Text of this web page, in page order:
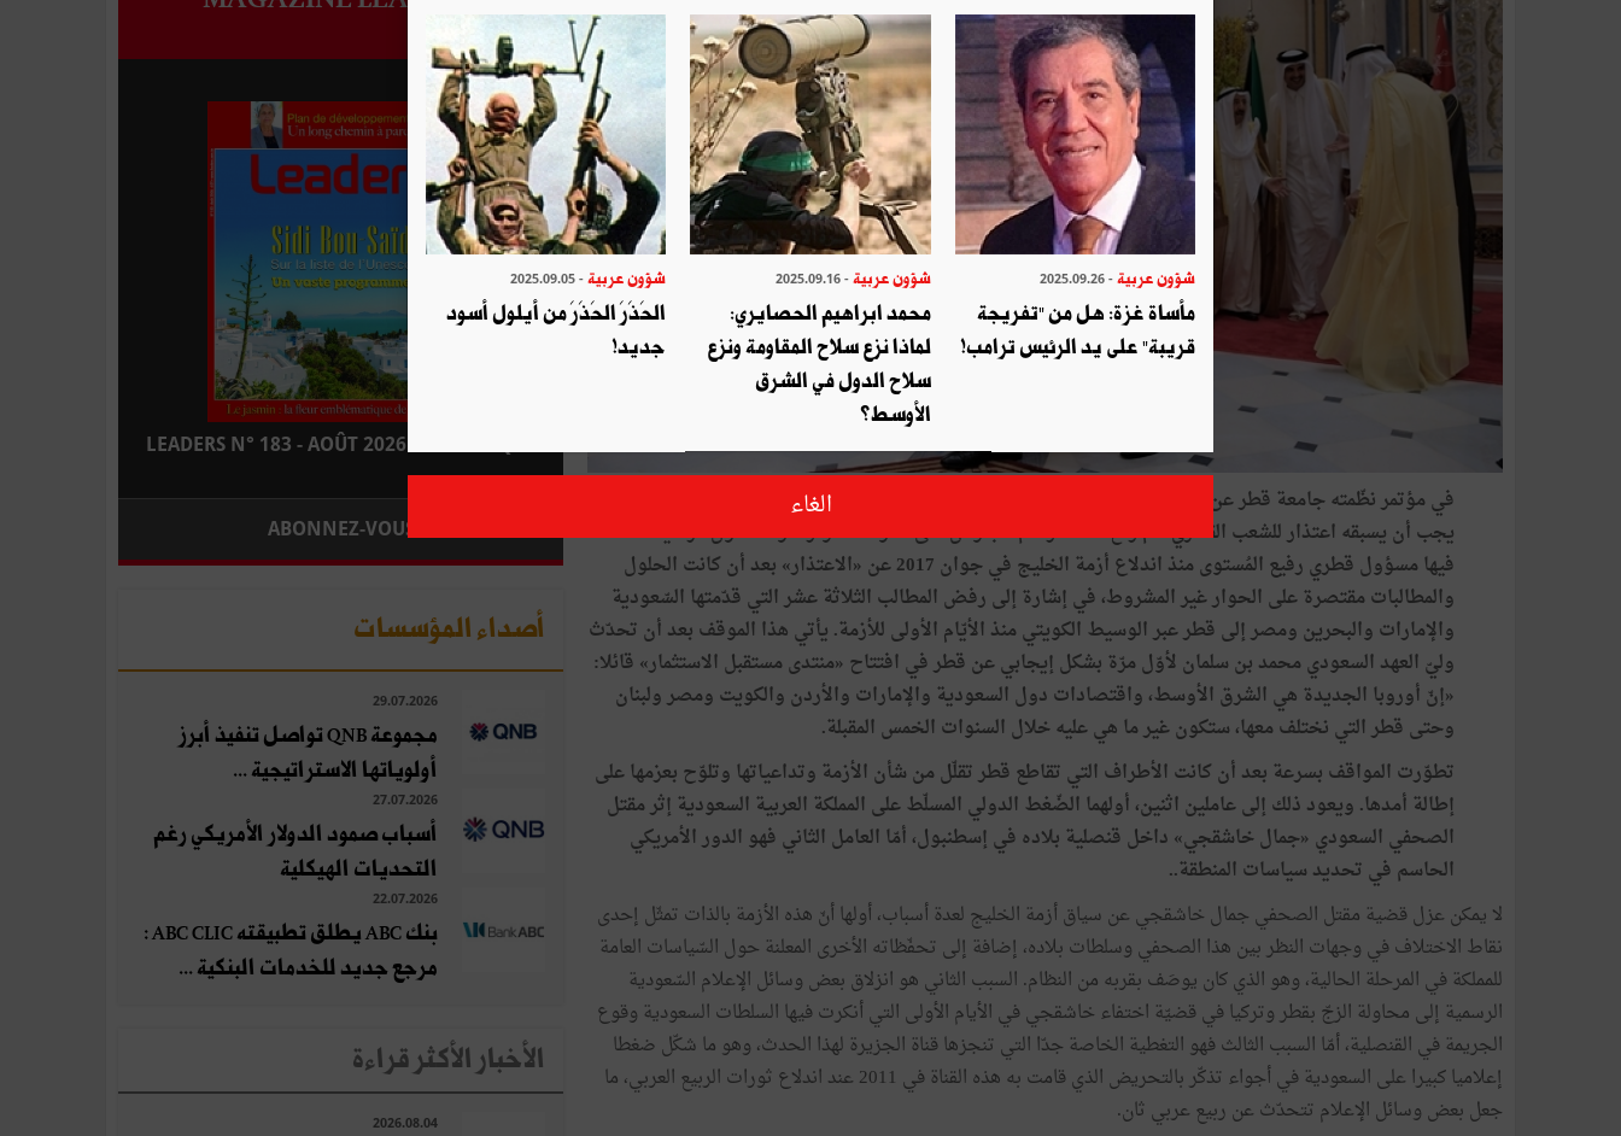
في مؤتمر نظّمته جامعة قطر عن الأزمة الخليجية وآثارها قال خالد العطية وزير الدفاع القطري إنّ «أيّ حلّ للأزمة
يجب أن يسبقه اعتذار للشعب القطري، ثم رفع الحصار، ثم الجلوس على طاولة الحوار»، وهذه أوّل مرّة يتحدّث
فيها مسؤول قطري رفيع المُستوى منذ اندلاع أزمة الخليج في جوان 2017 عن «الاعتذار» بعد أن كانت الحلول
والمطالبات مقتصرة على الحوار غير المشروط، في إشارة إلى رفض المطالب الثلاثة عشر التي قدّمتها السّعودية
والإمارات والبحرين ومصر إلى قطر عبر الوسيط الكويتي منذ الأيّام الأولى للأزمة. يأتي هذا الموقف بعد أن تحدّث
وليّ العهد السعودي محمد بن سلمان لأوّل مرّة بشكل إيجابي عن قطر في افتتاح «منتدى مستقبل الاستثمار» قائلا:
«إنّ أوروبا الجديدة هي الشرق الأوسط، واقتصادات دول السعودية والإمارات والأردن والكويت ومصر ولبنان
وحتى قطر التي نختلف معها، ستكون غير ما هي عليه خلال السنوات الخمس المقبلة.
تطوّرت المواقف بسرعة بعد أن كانت الأطراف التي تقاطع قطر تقلّل من شأن الأزمة وتداعياتها وتلوّح بعزمها على
إطالة أمدها. ويعود ذلك إلى عاملين اثنين، أولهما الضّغط الدولي المسلّط على المملكة العربية السعودية إثر مقتل
الصحفي السعودي «جمال خاشقجي» داخل قنصلية بلاده في إسطنبول، أمّا العامل الثاني فهو الدور الأمريكي
الحاسم في تحديد سياسات المنطقة..
لا يمكن عزل قضية مقتل الصحفي جمال خاشقجي عن سياق أزمة الخليج لعدة أسباب، أولها أنّ هذه الأزمة بالذات تمثّل إحدى
نقاط الاختلاف في وجهات النظر بين هذا الصحفي وسلطات بلاده، إضافة إلى تحفّظاته الأخرى المعلنة حول السّياسات العامة
للمملكة في المرحلة الحالية، وهو الذي كان يوصَف بقربه من النظام. السبب الثاني هو انزلاق بعض وسائل الإعلام السّعودية
الرسمية إلى محاولة الزجّ بقطر وتركيا في قضيّة اختفاء خاشقجي في الأيام الأولى التي أنكرت فيها السلطات السعودية وقوع
الجريمة في القنصلية، أمّا السبب الثالث فهو التغطية الخاصة جدّا التي تنجزها قناة الجزيرة لهذا الحدث، وهو ما شكّل ضغطا
إعلاميا كبيرا على السعودية في أجواء تذكّر بالتحريض الذي قامت به هذه القناة في 2011 عند اندلاع ثورات الربيع العربي، ما
جعل بعض وسائل الإعلام تتحدّث عن ربيع عربي ثان.
LEADERS N° 183 - AOÛT 2026 : EN KIOSQUE
ABONNEZ-VOUS
أصداء المؤسسات
29.07.2026
مجموعة QNB تواصل تنفيذ أبرز
أولوياتها الاستراتيجية ...
27.07.2026
أسباب صمود الدولار الأمريكي رغم
التحديات الهيكلية
22.07.2026
بنك ABC يطلق تطبيقته ABC CLIC :
مرجع جديد للخدمات البنكية ...
الأخبار الأكثر قراءة
2026.08.04
شؤون عربية - 2025.09.26
مأساة غزة: هل من "تفريجة
قريبة" على يد الرئيس ترامب!
شؤون عربية - 2025.09.16
محمد ابراهيم الحصايري:
لماذا نزع سلاح المقاومة ونزع
سلاح الدول في الشرق
الأوسط؟
شؤون عربية- 2025.09.05
الحَذَرَ الحَذَرَ من أيلول أسود
جديد!
الغاء